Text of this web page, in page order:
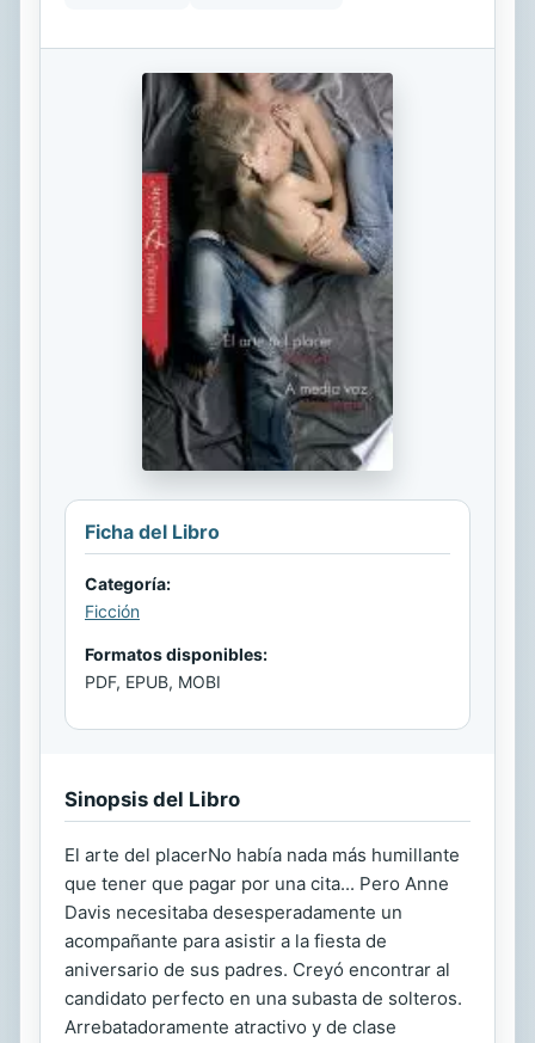
Ficha del Libro
Categoría:
Ficción
Formatos disponibles:
PDF, EPUB, MOBI
Sinopsis del Libro
El arte del placerNo había nada más humillante
que tener que pagar por una cita... Pero Anne
Davis necesitaba desesperadamente un
acompañante para asistir a la fiesta de
aniversario de sus padres. Creyó encontrar al
candidato perfecto en una subasta de solteros.
Arrebatadoramente atractivo y de clase